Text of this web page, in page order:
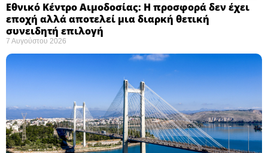
Εθνικό Κέντρο Αιμοδοσίας: H προσφορά δεν έχει
εποχή αλλά αποτελεί μια διαρκή θετική
συνειδητή επιλογή ​
7 Αυγούστου 2026